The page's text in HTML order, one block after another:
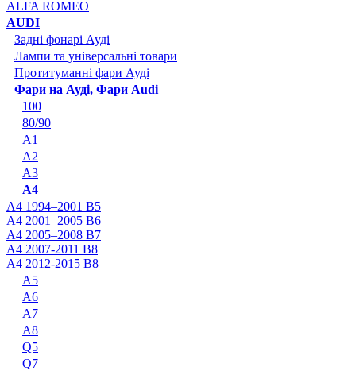
ALFA ROMEO
AUDI
Задні фонарі Ауді
Лампи та універсальні товари
Протитуманні фари Ауді
Фари на Ауді, Фари Audi
100
80/90
A1
A2
A3
A4
A4 1994–2001 B5
A4 2001–2005 B6
A4 2005–2008 B7
A4 2007-2011 B8
A4 2012-2015 B8
A5
A6
A7
A8
Q5
Q7